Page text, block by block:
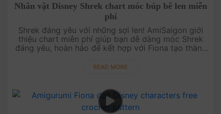
Nhân vật Disney Shrek chart móc búp bê len miễn
phí
Shrek đáng yêu với những sợi len! AmiSaigon giới
thiệu chart miễn phí giúp bạn dễ dàng móc Shrek
đáng yêu, hoàn hảo để kết hợp với Fiona tạo thành
thương của Shrek từ len ....
READ MORE